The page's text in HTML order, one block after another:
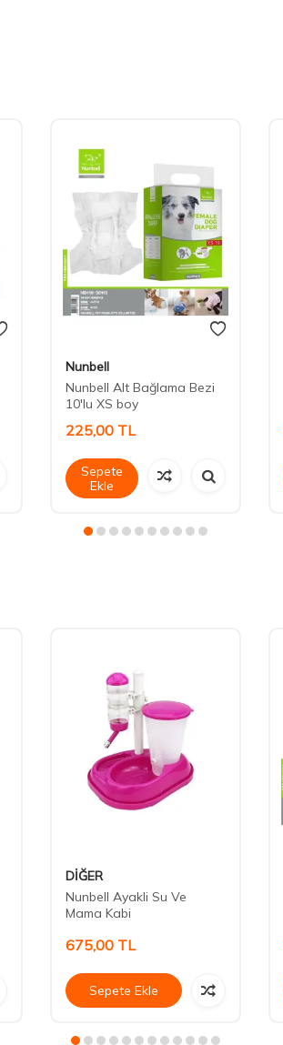
Nunbell
Nunbell Alt Bağlama Bezi
10'lu XS boy
225,00 TL
Sepete
Ekle
DİĞER
Nunbell Ayakli Su Ve
Mama Kabi
675,00 TL
Sepete Ekle